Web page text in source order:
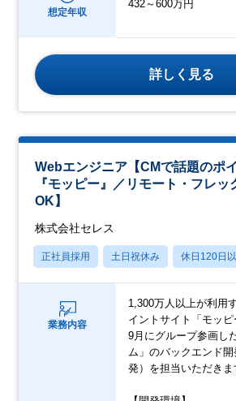
想定年収
432～600万円
詳しく見る
Webエンジニア【CMで話題のポ
『モッピー』／リモート・フレッ
OK】
株式会社セレス
正社員採用 土日祝休み 休日120日
業務内容
1,300万人以上が利用
イントサイト「モッ
9月にグループ参画し
ム」のバックエンド
発）を担当いただきま